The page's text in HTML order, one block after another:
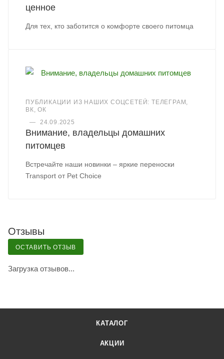
ценное
Для тех, кто заботится о комфорте своего питомца
ПУБЛИКАЦИИ ИЗ НАШИХ СОЦСЕТЕЙ: ТЕЛЕГРАМ,
ВК, ОК
—
24.09.2025
Внимание, владельцы домашних
питомцев
Встречайте наши новинки – яркие переноски
Transport от Pet Choice
Отзывы
ОСТАВИТЬ ОТЗЫВ
Загрузка отзывов...
КАТАЛОГ
АКЦИИ